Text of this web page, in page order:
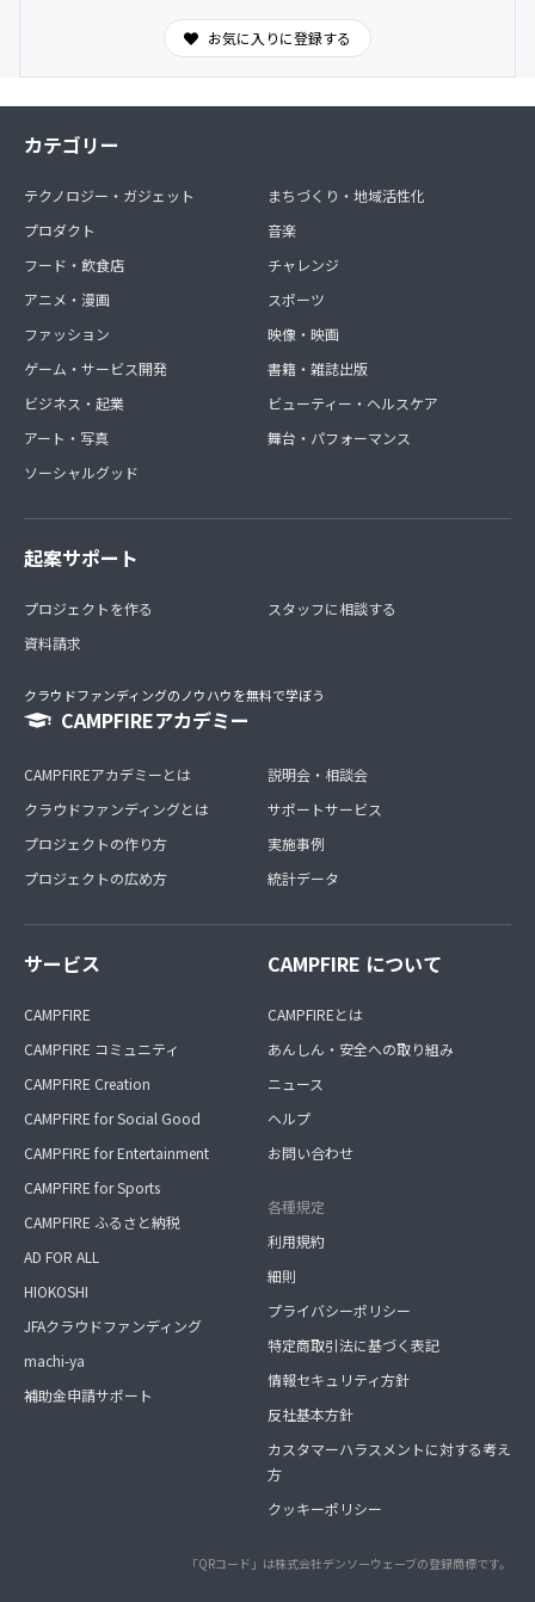
お気に入りに登録する
カテゴリー
テクノロジー・ガジェット
プロダクト
フード・飲食店
アニメ・漫画
ファッション
ゲーム・サービス開発
ビジネス・起業
アート・写真
ソーシャルグッド
まちづくり・地域活性化
音楽
チャレンジ
スポーツ
映像・映画
書籍・雑誌出版
ビューティー・ヘルスケア
舞台・パフォーマンス
起案サポート
プロジェクトを作る
資料請求
スタッフに相談する
クラウドファンディングのノウハウを無料で学ぼう
CAMPFIREアカデミー
CAMPFIREアカデミーとは
クラウドファンディングとは
プロジェクトの作り方
プロジェクトの広め方
説明会・相談会
サポートサービス
実施事例
統計データ
サービス
CAMPFIRE
CAMPFIRE コミュニティ
CAMPFIRE Creation
CAMPFIRE for Social Good
CAMPFIRE for Entertainment
CAMPFIRE for Sports
CAMPFIRE ふるさと納税
AD FOR ALL
HIOKOSHI
JFAクラウドファンディング
machi-ya
補助金申請サポート
CAMPFIRE について
CAMPFIREとは
あんしん・安全への取り組み
ニュース
ヘルプ
お問い合わせ
各種規定
利用規約
細則
プライバシーポリシー
特定商取引法に基づく表記
情報セキュリティ方針
反社基本方針
カスタマーハラスメントに対する考え
方
クッキーポリシー
「QRコード」は株式会社デンソーウェーブの登録商標です。